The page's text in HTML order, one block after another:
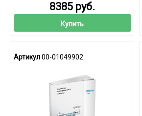
8385 руб.
Купить
Артикул00-01049902